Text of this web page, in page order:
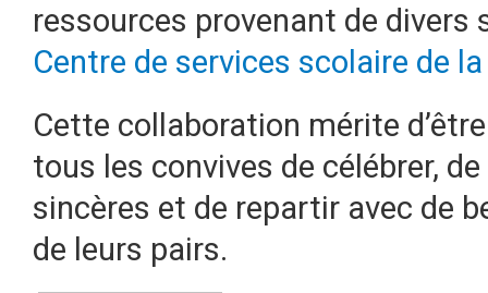
ressources provenant de
Centre de services scolaire de
Cette collaboration mérite
tous les convives de célébrer,
sincères et de repartir avec de
de leurs pairs.